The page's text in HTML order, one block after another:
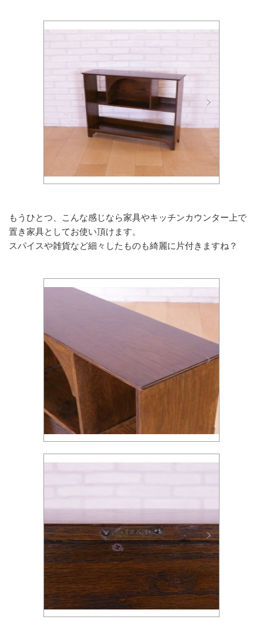
もうひとつ、こんな感じなら家具やキッチンカウンター上で
置き家具としてお使い頂けます。
スパイスや雑貨など細々したものも綺麗に片付きますね？